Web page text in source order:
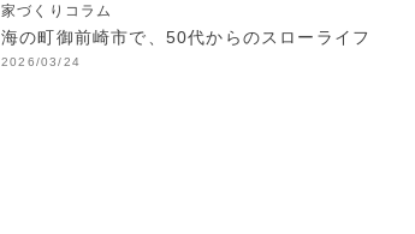
海の町御前崎市で、50代からのスローライフ
家づくりコラム
2026/03/24